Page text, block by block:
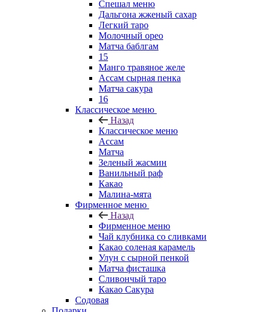
Спешал меню
Дальгона жженый сахар
Легкий таро
Молочный орео
Матча баблгам
15
Манго травяное желе
Ассам сырная пенка
Матча сакура
16
Классическое меню
Назад
Классическое меню
Ассам
Матча
Зеленый жасмин
Ванильный раф
Какао
Малина-мята
Фирменное меню
Назад
Фирменное меню
Чай клубника со сливками
Какао соленая карамель
Улун с сырной пенкой
Матча фисташка
Сливончый таро
Какао Сакура
Содовая